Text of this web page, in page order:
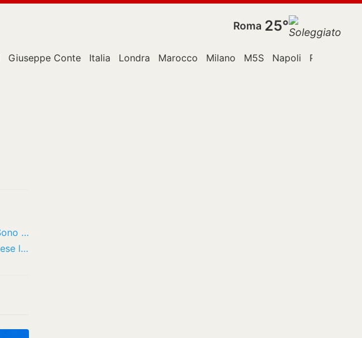
Roma 25°
Giuseppe Conte Italia Londra Marocco Milano M5S Napoli Papa
Straniero condannato per furti nelle case, tolto il permesso di soggiorno. «Sono in Italia…
Maresciallo dell’esercito vince la causa per mobbing, ma dovrà pagare le spese legali